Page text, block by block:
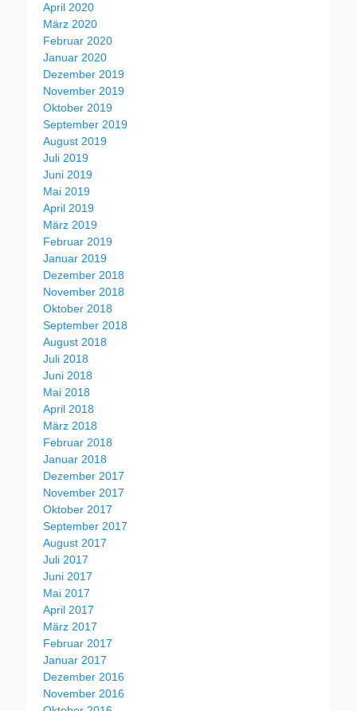
April 2020
März 2020
Februar 2020
Januar 2020
Dezember 2019
November 2019
Oktober 2019
September 2019
August 2019
Juli 2019
Juni 2019
Mai 2019
April 2019
März 2019
Februar 2019
Januar 2019
Dezember 2018
November 2018
Oktober 2018
September 2018
August 2018
Juli 2018
Juni 2018
Mai 2018
April 2018
März 2018
Februar 2018
Januar 2018
Dezember 2017
November 2017
Oktober 2017
September 2017
August 2017
Juli 2017
Juni 2017
Mai 2017
April 2017
März 2017
Februar 2017
Januar 2017
Dezember 2016
November 2016